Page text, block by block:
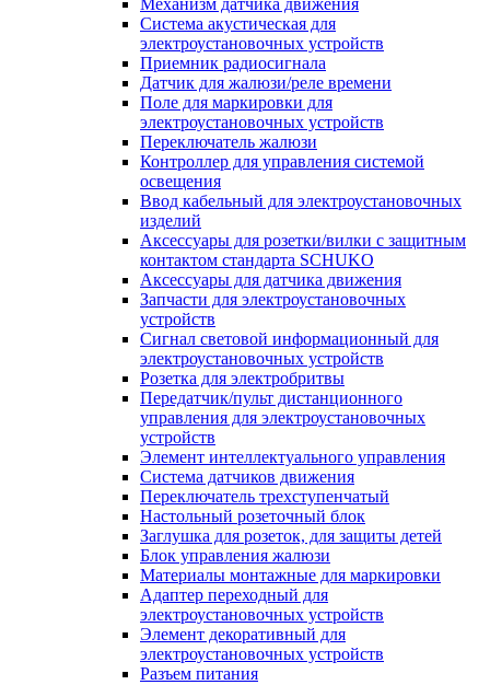
Механизм датчика движения
Система акустическая для
электроустановочных устройств
Приемник радиосигнала
Датчик для жалюзи/реле времени
Поле для маркировки для
электроустановочных устройств
Переключатель жалюзи
Контроллер для управления системой
освещения
Ввод кабельный для электроустановочных
изделий
Аксессуары для розетки/вилки с защитным
контактом стандарта SCHUKO
Аксессуары для датчика движения
Запчасти для электроустановочных
устройств
Сигнал световой информационный для
электроустановочных устройств
Розетка для электробритвы
Передатчик/пульт дистанционного
управления для электроустановочных
устройств
Элемент интеллектуального управления
Система датчиков движения
Переключатель трехступенчатый
Настольный розеточный блок
Заглушка для розеток, для защиты детей
Блок управления жалюзи
Материалы монтажные для маркировки
Адаптер переходный для
электроустановочных устройств
Элемент декоративный для
электроустановочных устройств
Разъем питания